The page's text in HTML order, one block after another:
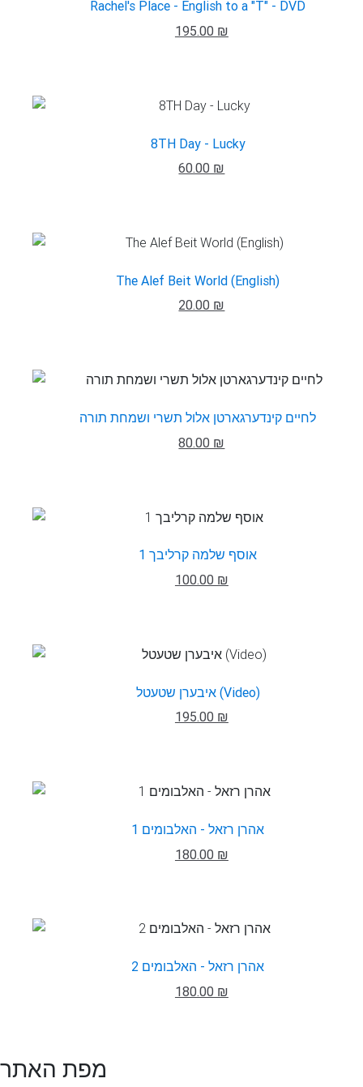
Rachel's Place - English to a "T" - DVD
195.00 ₪
8TH Day - Lucky
60.00 ₪
The Alef Beit World (English)
20.00 ₪
לחיים קינדערגארטן אלול תשרי ושמחת תורה
80.00 ₪
אוסף שלמה קרליבך 1
100.00 ₪
איבערן שטעטל (Video)
195.00 ₪
אהרן רזאל - האלבומים 1
180.00 ₪
אהרן רזאל - האלבומים 2
180.00 ₪
מפת האתר